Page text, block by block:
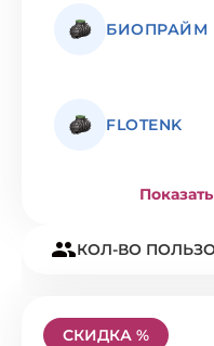
БИОПРАЙМ
FLOTENK
КОЛ-ВО
СКИДКА %